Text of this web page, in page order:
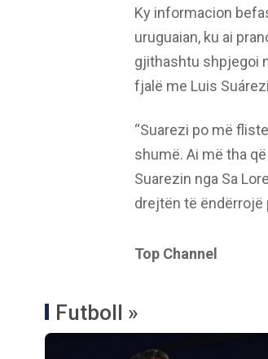
Ky informacion
uruguaian, ku ai
gjithashtu shpjegoi
fjalë me Luis
“Suarezi po më
shumë. Ai më tha
Suarezin nga Sa
drejtën të ëndërrojë
Top Channel
Futboll »